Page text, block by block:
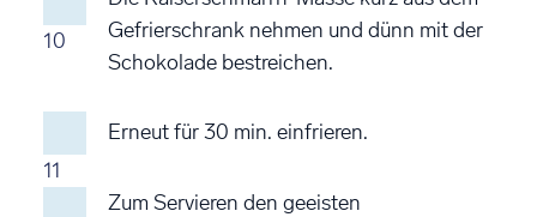
10
Gefrierschrank nehmen und dünn mit der
Schokolade bestreichen.
11
Erneut für 30 min. einfrieren.
Zum Servieren den geeisten